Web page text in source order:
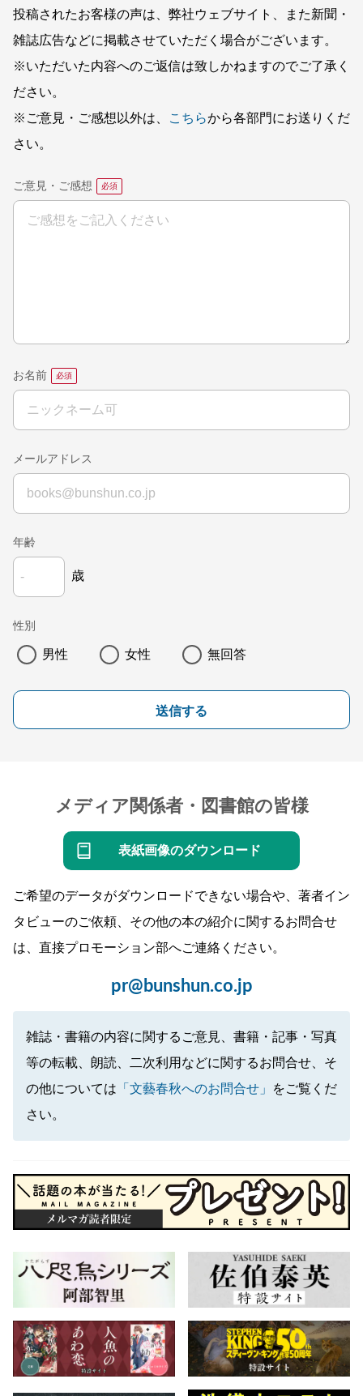
投稿されたお客様の声は、弊社ウェブサイト、また新聞・
雑誌広告などに掲載させていただく場合がございます。
※いただいた内容へのご返信は致しかねますのでご了承く
ださい。
※ご意見・ご感想以外は、
こちらから各部門にお送りくだ
さい。
ご意見・ご感想
お名前
メールアドレス
年齢
歳
性別
男性 女性 無回答
送信する
メディア関係者・図書館の皆様
表紙画像のダウンロード
ご希望のデータがダウンロードできない場合や、著者イン
タビューのご依頼、その他の本の紹介に関するお問合せ
は、直接プロモーション部へご連絡ください。
pr@bunshun.co.jp
雑誌・書籍の内容に関するご意見、書籍・記事・写真
等の転載、朗読、二次利用などに関するお問合せ、そ
の他については 「文藝春秋へのお問合せ」
をご覧くだ
さい。